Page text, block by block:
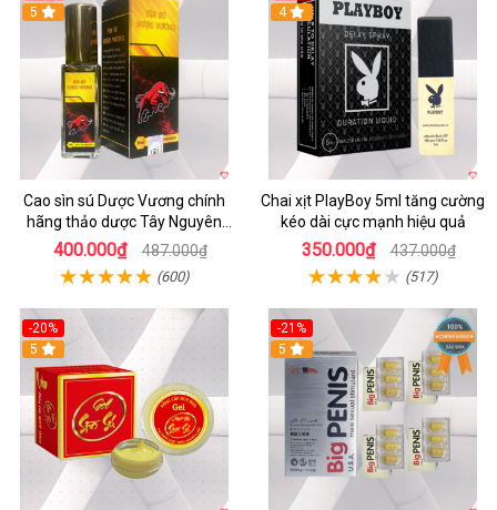
5
Cao sìn sú Dược Vương chính
hãng thảo dược Tây Nguyên
hiệu quả an toàn
400.000₫ 487.000₫
(600)
4
Chai xịt PlayBoy 5ml tăng cường
kéo dài cực mạnh hiệu quả
350.000₫ 437.000₫
(517)
-20%
5
-21%
5